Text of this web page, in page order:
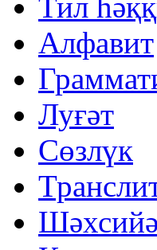
Алфавит
Луғəт
Сөзлүк